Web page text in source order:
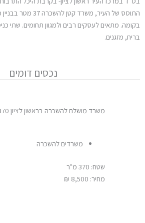
התוסס של העיר, משרד קטן להשכרה
מתאים לעסקים רבים ולמגוון תחומים. שתי
מזגנים.
נכסים דומים
משרד מושלם להשכרה בראשון לציון 370 מטר
משרדים להשכרה